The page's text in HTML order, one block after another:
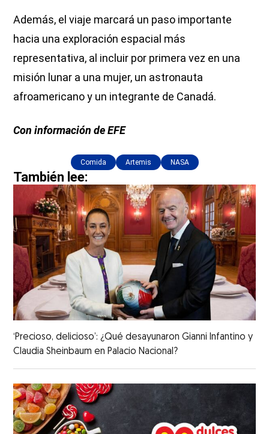
Además, el viaje marcará un paso importante
hacia una exploración espacial más
representativa, al incluir por primera vez en una
misión lunar a una mujer, un astronauta
afroamericano y un integrante de Canadá.
Con información de EFE
Comida Artemis NASA
También lee:
‘Precioso, delicioso’: ¿Qué desayunaron Gianni Infantino y
Claudia Sheinbaum en Palacio Nacional?